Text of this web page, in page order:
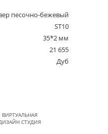
песочно-бежевый
ST10
35*2 мм
21 655
Дуб
ВИРТУАЛЬНАЯ
СТУДИЯ